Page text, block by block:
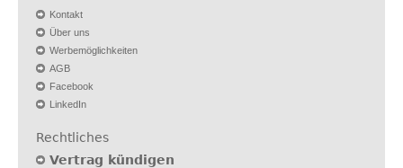
Kontakt
Über uns
Werbemöglichkeiten
AGB
Facebook
LinkedIn
Rechtliches
Vertrag kündigen